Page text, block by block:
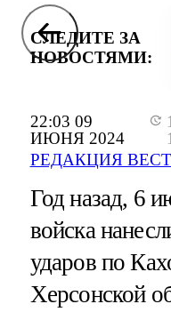
22:03 09
ИЮНЯ 2024
РЕДАКЦИЯ
СЛЕДИТЕ ЗА
НОВОСТЯМИ:
Год назад, 6
войска
ударов по
Херсонской